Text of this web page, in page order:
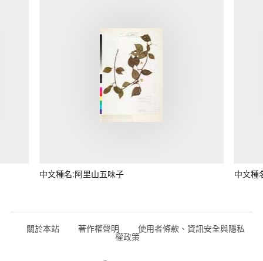
中文種名:阿里山五味子 中文種
關於本站 著作權聲明 使用者條款、資訊安全與隱私
權政策